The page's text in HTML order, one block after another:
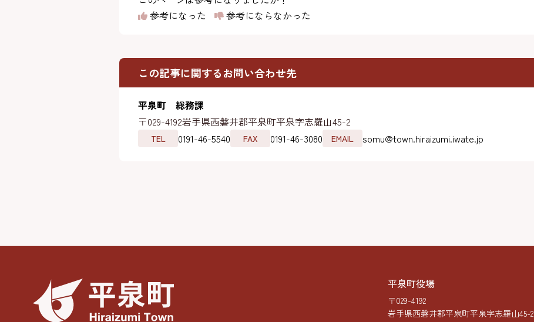
参考になった
参考にならなかった
この記事に関するお問い合わせ先
平泉町 総務課
〒029-4192岩手県西磐井郡平泉町平泉字志羅山45-2
TEL 0191-46-5540 FAX 0191-46-3080 EMAIL somu@town.hiraizumi.iwate.jp
平泉町役場
〒029-4192
岩手県西磐井郡平泉町平泉字志羅山45-2